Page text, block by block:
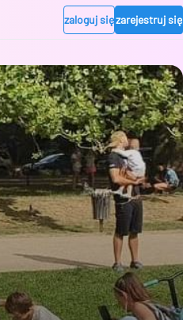
zaloguj sięzarejestruj się